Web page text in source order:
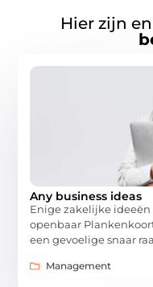
Hier zijn
Any business ideas
Enige zakelijke
openbaar
een gevoelige snaar
Management